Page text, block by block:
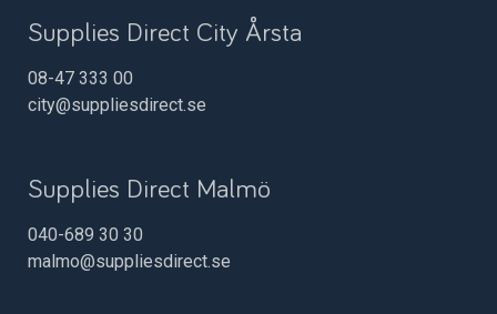
Supplies Direct City Årsta
08-47 333 00
city@suppliesdirect.se
Supplies Direct Malmö
040-689 30 30
malmo@suppliesdirect.se